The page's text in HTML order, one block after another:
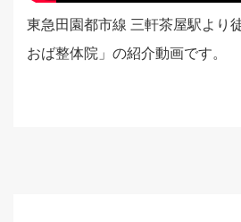
東急田園都市線 三軒茶屋駅より
おば整体院」の紹介動画です。